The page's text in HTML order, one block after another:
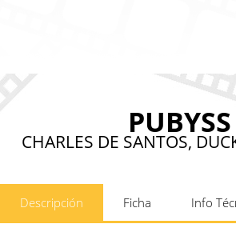
PUBYSS
CHARLES DE SANTOS,
Descripción Ficha Info